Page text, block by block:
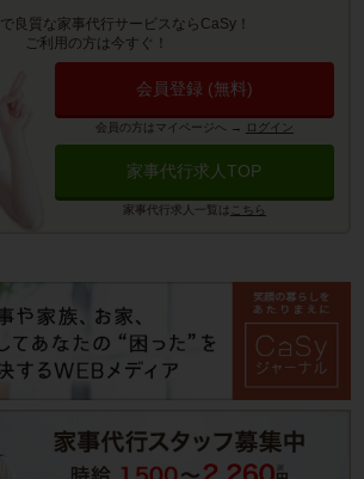
良質な家事代行サービスならCaSy！
ご利用の方は今すぐ！
会員登録 (無料)
会員の方はマイページへ → ログイン
家事代行求人TOP
家事代行求人一覧は こちら